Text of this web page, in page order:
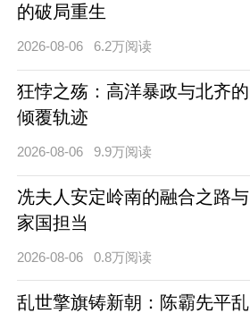
的破局重生
2026-08-06 6.2万阅读
狂悖之殇：高洋暴政与北齐的
倾覆轨迹
2026-08-06 9.9万阅读
冼夫人安定岭南的融合之路与
家国担当
2026-08-06 0.8万阅读
乱世擎旗铸新朝：陈霸先平乱